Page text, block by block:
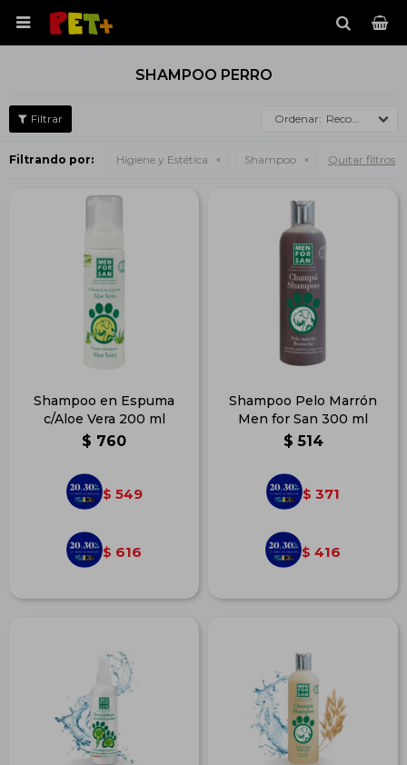

SHAMPOO PERRO
Recomendados
Filtrando por: Higiene y Estética Shampoo Quitar filtros
Shampoo en Espuma
c/Aloe Vera 200 ml
$ 760
$ 549
$ 616
Shampoo Pelo Marrón
Men for San 300 ml
$ 514
$ 371
$ 416